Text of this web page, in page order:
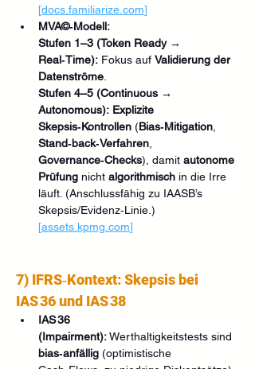
[docs.familiarize.com]
MVA©‑Modell:
Stufen 1–3 (Token Ready →
Real‑Time): Fokus auf Validierung der
Datenströme
Stufen 4–5 (Continuous →
Autonomous): Explizite
Skepsis‑Kontrollen (Bias‑Mitigation
Stand‑back‑Verfahren
Governance‑Checks), damit autonome
Prüfung nicht algorithmisch in die Irre
läuft. (Anschlussfähig zu IAASB’s
Skepsis/Evidenz‑Linie.)
[assets.kpmg.com]
7) IFRS‑Kontext: Skepsis bei
IAS 36 und IAS 38
IAS 36
(Impairment): Werthaltigkeitstests sind
bias‑anfällig (optimistische